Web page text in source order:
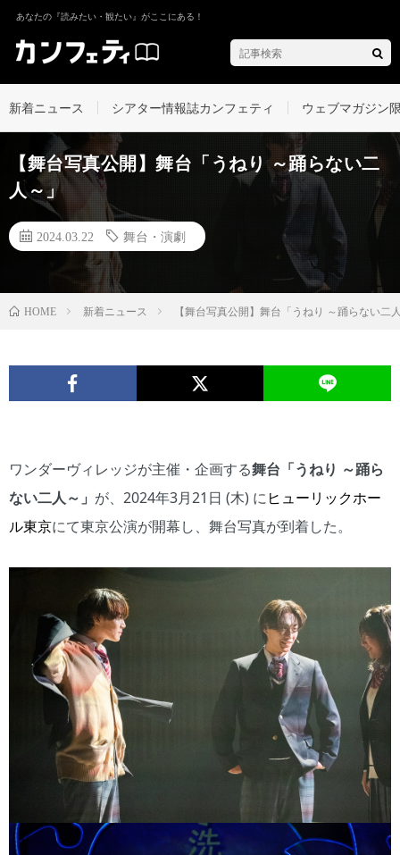
あなたの『読みたい・観たい』がここにある！
新着ニュース シアター情報誌カンフェティ ウェブマガジン
【舞台写真公開】舞台「うねり ～踊らない二
人～」
2024.03.22 舞台・演劇
HOME 新着ニュース 【舞台写真公開】舞台「うねり ～踊らない二
ワンダーヴィレッジが主催・企画する舞台「うねり ～踊ら
ない二人～」 が、2024年3月21日 (木) にヒューリックホー
ル東京にて東京公演が開幕し、舞台写真が到着した。